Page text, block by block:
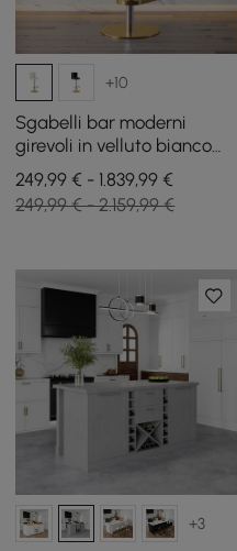
+10
Sgabelli bar moderni
girevoli in velluto bianco
caldo regolabili in altezza,
4 pezzi
249,99 € - 1.839,99 €
249,99 € - 2.159,99 €
+3